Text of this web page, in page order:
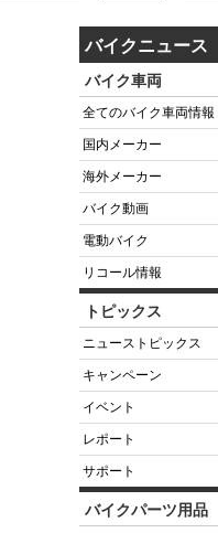
バイクニュース
バイク車両
全てのバイク車両情報
国内メーカー
海外メーカー
バイク動画
電動バイク
リコール情報
トピックス
ニューストピックス
キャンペーン
イベント
レポート
サポート
バイクパーツ用品